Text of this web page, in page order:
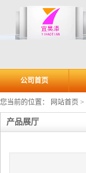
公司首页
您当前的位置： 网站首页 >
产品展厅